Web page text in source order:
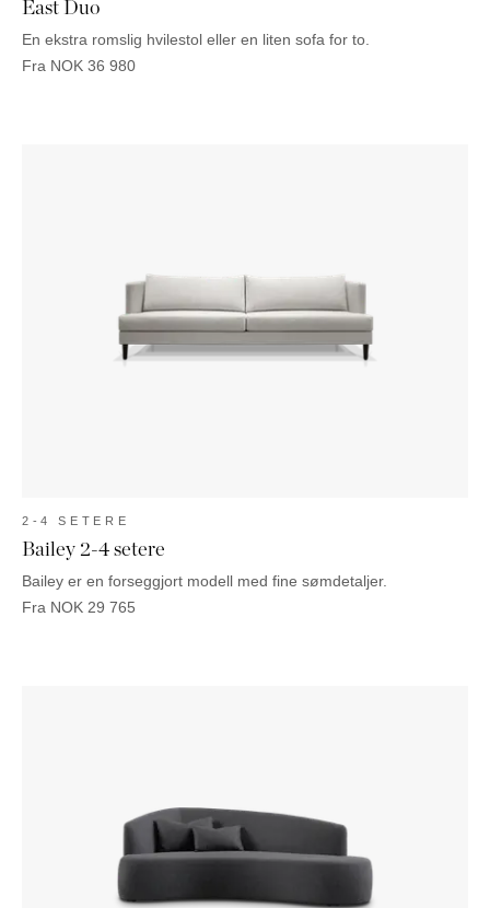
East Duo
En ekstra romslig hvilestol eller en liten sofa for to.
Fra NOK 36 980
2-4 SETERE
Bailey 2-4 setere
Bailey er en forseggjort modell med fine sømdetaljer.
Fra NOK 29 765